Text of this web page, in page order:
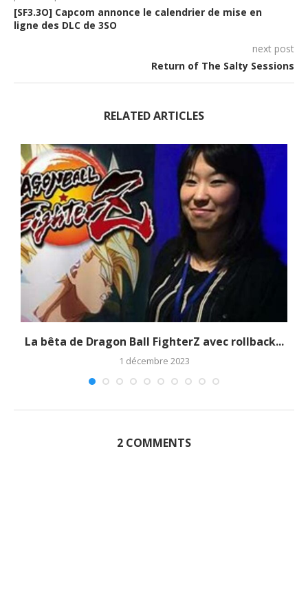
[SF3.3O] Capcom annonce le calendrier de mise en
ligne des DLC de 3SO
next post
Return of The Salty Sessions
RELATED ARTICLES
La bêta de Dragon Ball FighterZ avec rollback...
1 décembre 2023
2 COMMENTS